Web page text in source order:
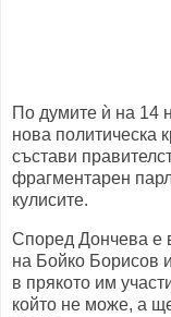
По думите ѝ на 14
нова политическа
състави
фрагментарен
кулисите.
Според Дончева е
на Бойко Борисов
в прякото им
който не може, а